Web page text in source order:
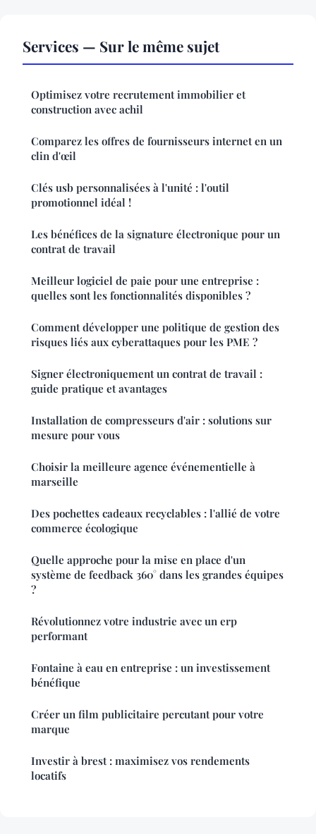
Services — Sur le même sujet
Optimisez votre recrutement immobilier et
construction avec achil
Comparez les offres de fournisseurs internet en un
clin d'œil
Clés usb personnalisées à l'unité : l'outil
promotionnel idéal !
Les bénéfices de la signature électronique pour un
contrat de travail
Meilleur logiciel de paie pour une entreprise :
quelles sont les fonctionnalités disponibles ?
Comment développer une politique de gestion des
risques liés aux cyberattaques pour les PME ?
Signer électroniquement un contrat de travail :
guide pratique et avantages
Installation de compresseurs d'air : solutions sur
mesure pour vous
Choisir la meilleure agence événementielle à
marseille
Des pochettes cadeaux recyclables : l'allié de votre
commerce écologique
Quelle approche pour la mise en place d'un
système de feedback 360° dans les grandes équipes
?
Révolutionnez votre industrie avec un erp
performant
Fontaine à eau en entreprise : un investissement
bénéfique
Créer un film publicitaire percutant pour votre
marque
Investir à brest : maximisez vos rendements
locatifs